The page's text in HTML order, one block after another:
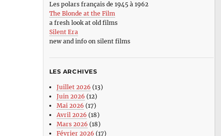
Les polars français de 1945 à 1962
The Blonde at the Film
a fresh look at old films
Silent Era
new and info on silent films
LES ARCHIVES
Juillet 2026 (13)
Juin 2026 (12)
Mai 2026 (17)
Avril 2026 (18)
Mars 2026 (18)
Février 2026 (17)